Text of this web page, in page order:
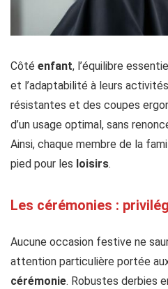
Côté enfant, l’équilibre
et l’adaptabilité à leurs
résistantes et des coupes
d’un usage optimal, sans
Ainsi, chaque membre de la
pied pour les loisirs.
Les cérémonies :
Aucune occasion festive ne
attention particulière portée
cérémonie. Robustes derbies